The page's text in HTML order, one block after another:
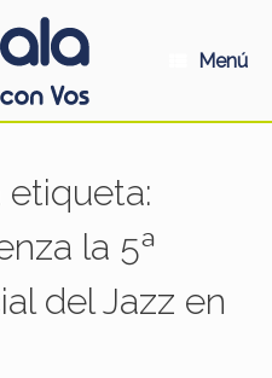
Menú
la 5ª
del Jazz en